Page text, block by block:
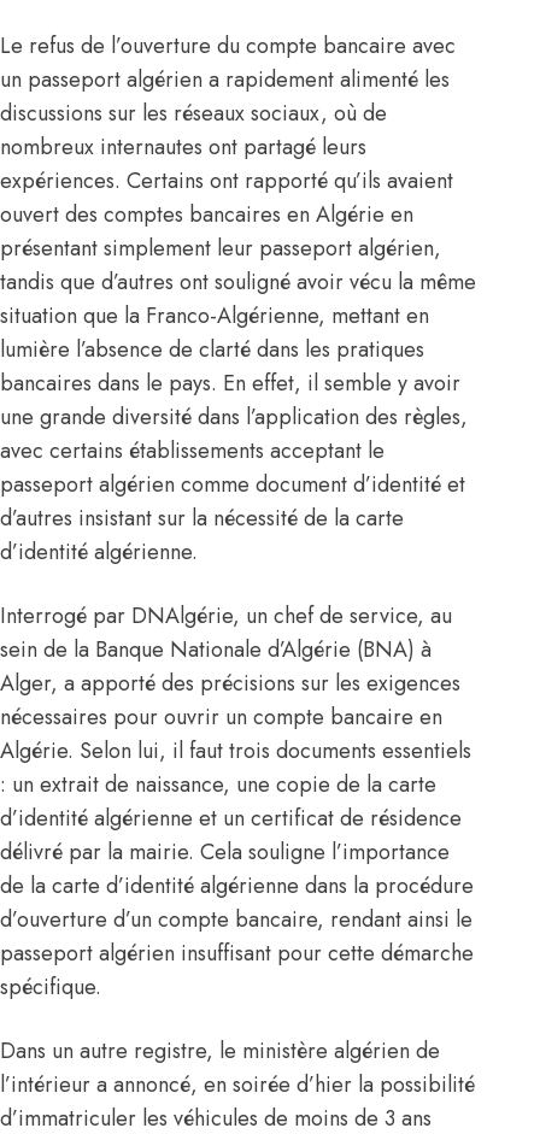
Le refus de l’ouverture du compte bancaire avec
un passeport algérien a rapidement alimenté les
discussions sur les réseaux sociaux, où de
nombreux internautes ont partagé leurs
expériences. Certains ont rapporté qu’ils avaient
ouvert des comptes bancaires en Algérie en
présentant simplement leur passeport algérien,
tandis que d’autres ont souligné avoir vécu la même
situation que la Franco-Algérienne, mettant en
lumière l’absence de clarté dans les pratiques
bancaires dans le pays. En effet, il semble y avoir
une grande diversité dans l’application des règles,
avec certains établissements acceptant le
passeport algérien comme document d’identité et
d’autres insistant sur la nécessité de la carte
d’identité algérienne.
Interrogé par DNAlgérie, un chef de service, au
sein de la Banque Nationale d’Algérie (BNA) à
Alger, a apporté des précisions sur les exigences
nécessaires pour ouvrir un compte bancaire en
Algérie. Selon lui, il faut trois documents essentiels
: un extrait de naissance, une copie de la carte
d’identité algérienne et un certificat de résidence
délivré par la mairie. Cela souligne l’importance
de la carte d’identité algérienne dans la procédure
d’ouverture d’un compte bancaire, rendant ainsi le
passeport algérien insuffisant pour cette démarche
spécifique.
Dans un autre registre, le ministère algérien de
l’intérieur a annoncé, en soirée d’hier la possibilité
d’immatriculer les véhicules de moins de 3 ans